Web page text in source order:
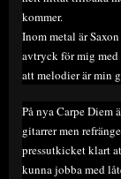
kommer.
Inom metal är
avtryck för mig med
att melodier är min
På nya Carpe Diem
gitarrer men
pressutkicket klart
kunna jobba med